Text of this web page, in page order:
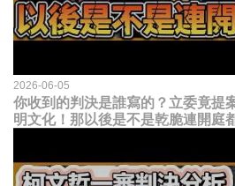
2026-06-05
你收到的判決是誰寫的？立委竟提
明文化！那以後是不是乾脆連開庭